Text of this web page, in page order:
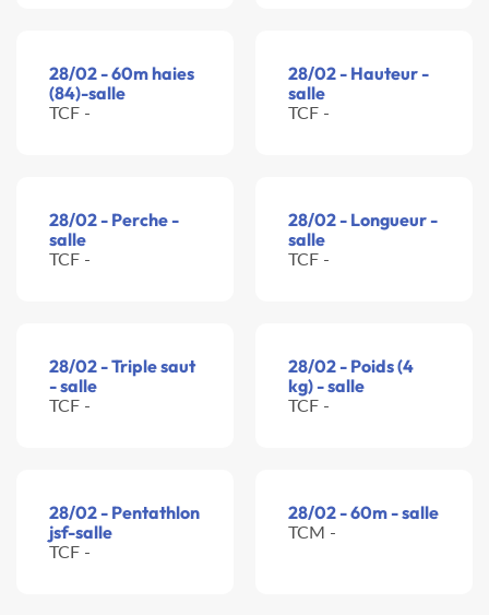
28/02 - 60m haies
(84)-salle
TCF -
28/02 - Hauteur -
salle
TCF -
28/02 - Perche -
salle
TCF -
28/02 - Longueur -
salle
TCF -
28/02 - Triple saut
- salle
TCF -
28/02 - Poids (4
kg) - salle
TCF -
28/02 - Pentathlon
jsf-salle
TCF -
28/02 - 60m - salle
TCM -